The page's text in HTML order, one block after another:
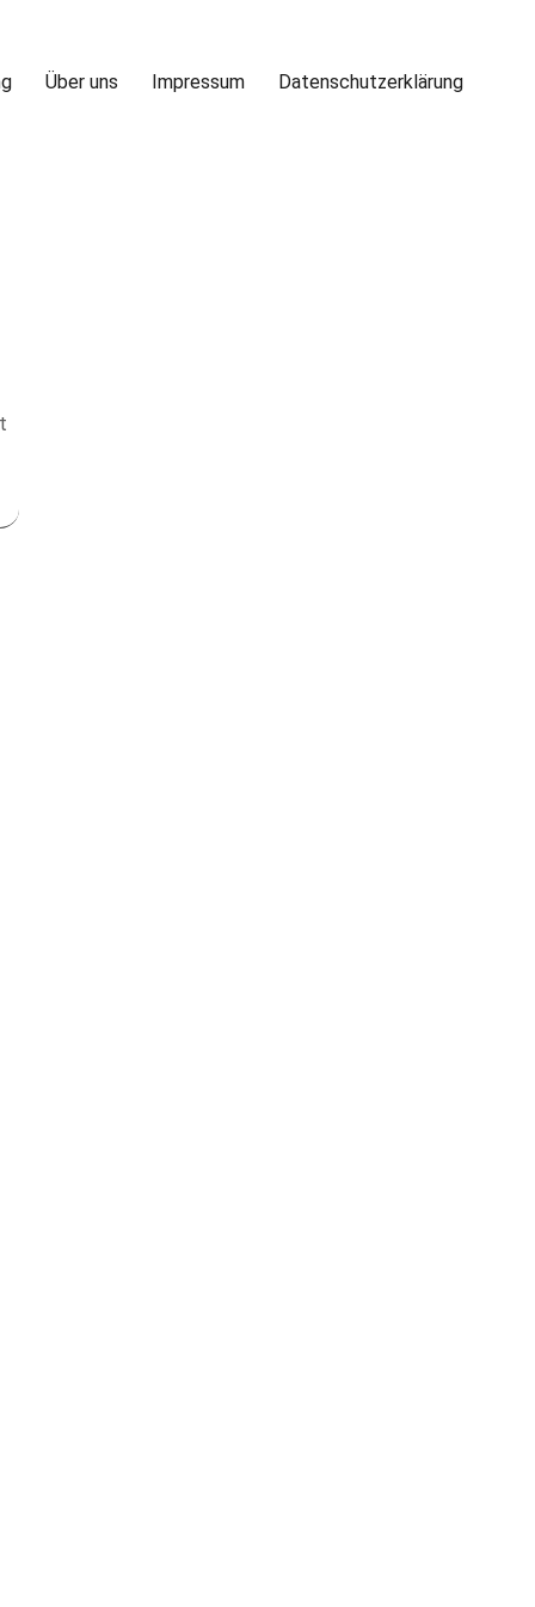
Über uns Impressum Datenschutzerklärung